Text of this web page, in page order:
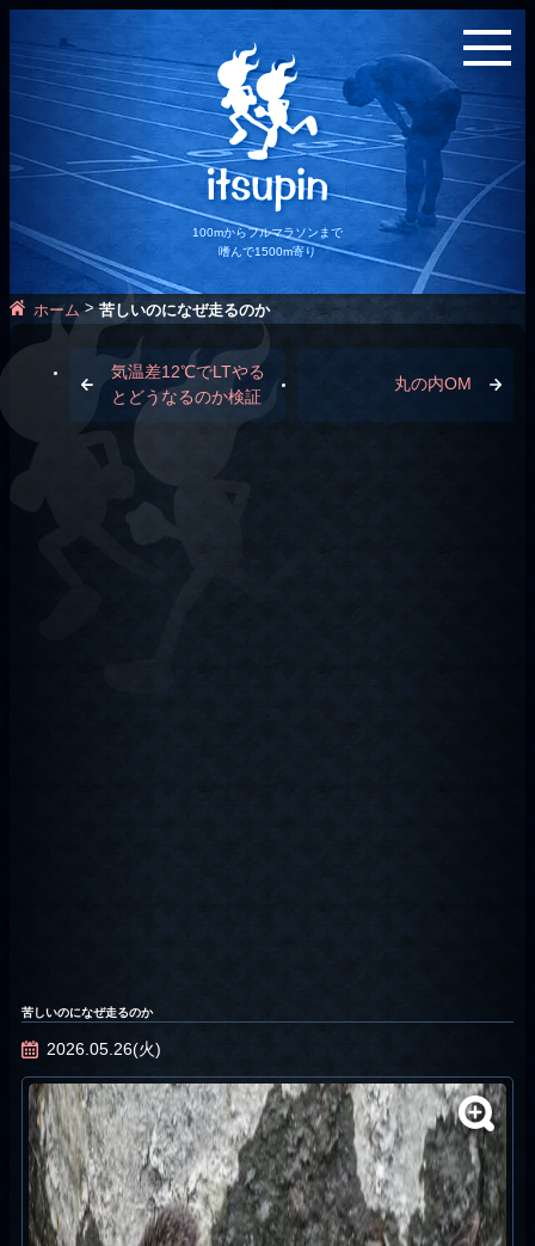
100mからフルマラソンまで
嗜んで1500m寄り
ホーム>苦しいのになぜ走るのか
気温差12℃でLTやる
とどうなるのか検証
丸の内OM
苦しいのになぜ走るのか
2026.05.26(火)